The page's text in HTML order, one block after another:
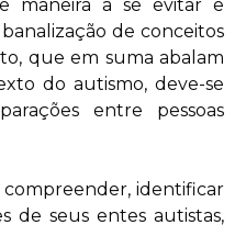
maneira a se evitar e
de conceitos
que em suma abalam
do autismo, deve-se
entre pessoas
identificar
de seus entes autistas,